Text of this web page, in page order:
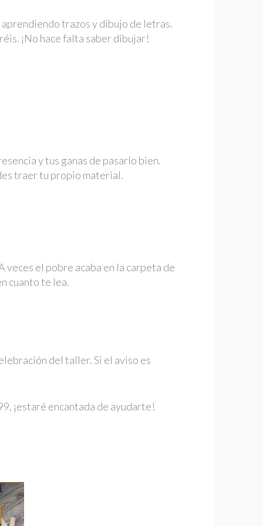
trazos y dibujo de letras.
¡No hace falta saber dibujar!
y tus ganas de pasarlo bien.
traer tu propio material.
veces el pobre acaba en la carpeta de
cuanto te lea.
del taller. Si el aviso es
¡estaré encantada de ayudarte!
Este
producto
tiene